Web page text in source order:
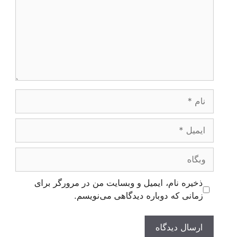
ایمیل
وبگاه
ذخیره نام، ایمیل و وبسایت من در مرورگر برای
زمانی که دوباره دیدگاهی می‌نویسم.